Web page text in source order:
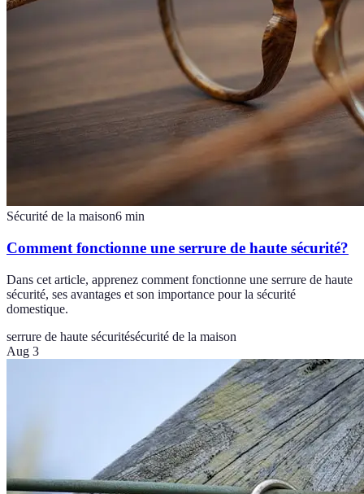
Sécurité de la maison6 min
Comment fonctionne une serrure de haute sécurité?
Dans cet article, apprenez comment fonctionne une serrure de haute
sécurité, ses avantages et son importance pour la sécurité
domestique.
serrure de haute sécuritésécurité de la maison
Aug 3